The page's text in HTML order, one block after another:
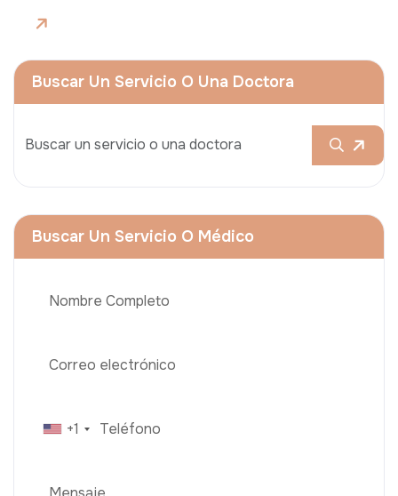
Buscar Un Servicio O Una Doctora
Buscar Un Servicio O Médico
+1